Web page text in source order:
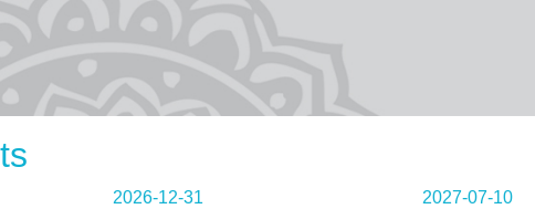
2026-12-31
2027-07-10